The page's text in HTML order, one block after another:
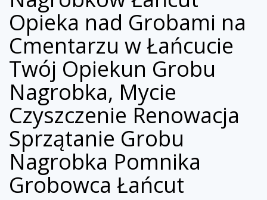
Opieka nad Grobami na
Cmentarzu w Łańcucie
Twój Opiekun Grobu
Nagrobka, Mycie
Czyszczenie Renowacja
Sprzątanie Grobu
Nagrobka Pomnika
Grobowca Łańcut